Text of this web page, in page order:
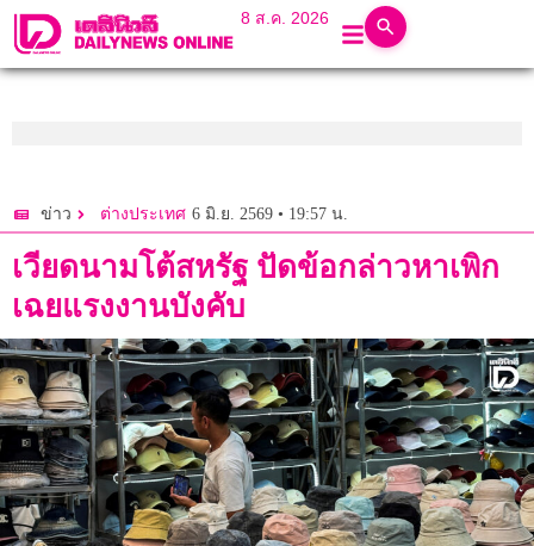
8 ส.ค. 2026
ข่าว ต่างประเทศ 6 มิ.ย. 2569 • 19:57 น.
เวียดนามโต้สหรัฐ ปัดข้อกล่าวหาเพิก
เฉยแรงงานบังคับ